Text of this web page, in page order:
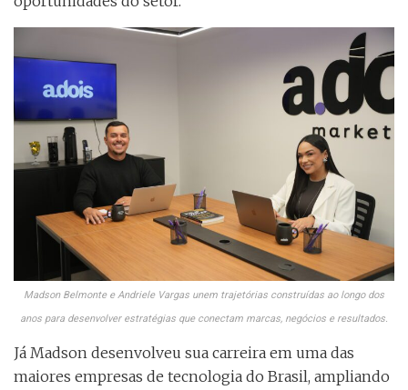
Madson Belmonte e Andriele Vargas unem trajetórias construídas ao longo dos
anos para desenvolver estratégias que conectam marcas, negócios e resultados.
Já Madson desenvolveu sua carreira em uma das
maiores empresas de tecnologia do Brasil, ampliando